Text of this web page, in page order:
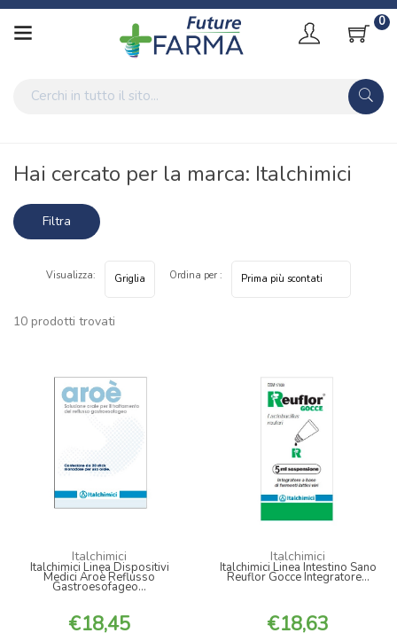
0
Home Marche parafarmaci Italchimici
Hai cercato per la marca: Italchimici
Filtra
10 prodotti trovati
Visualizza: Ordina per :
Italchimici
Italchimici Linea Dispositivi
Medici Aroè Reflusso
Gastroesofageo...
18,45
Italchimici
Italchimici Linea Intestino Sano
Reuflor Gocce Integratore...
18,63